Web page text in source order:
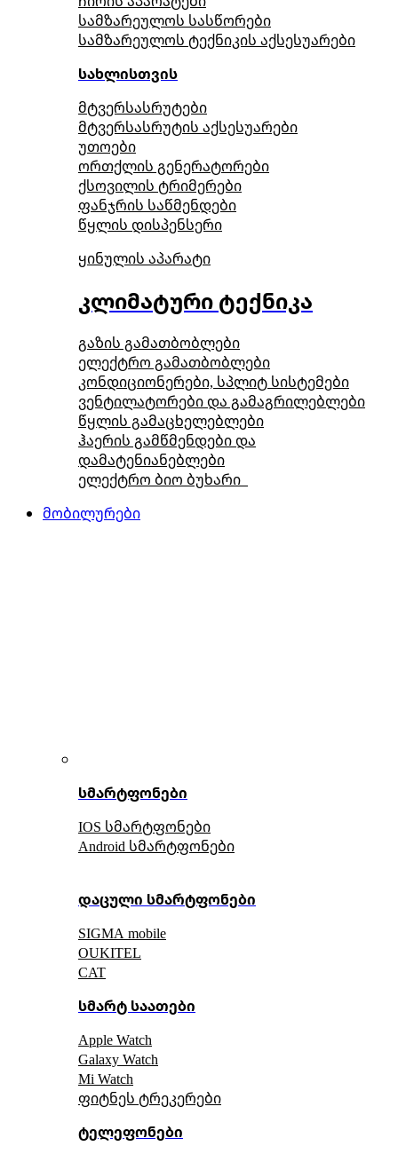
სამზარეულოს სასწორები
სამზარეულოს ტექნიკის აქსესუარები
სახლისთვის
მტვერსასრუტები
მტვერსასრუტის აქსესუარები
უთოები
ორთქლის გენერატორები
ქსოვილის ტრიმერები
ფანჯრის საწმენდები
წყლის დისპენსერი
ყინულის აპარატი
კლიმატური ტექნიკა
გაზის გამათბობლები
ელექტრო გამათბობლები
კონდიციონერები, სპლიტ სისტემები
ვენტილატორები და გამაგრილებლები
წყლის გამაცხელებლები
ჰაერის გამწმენდები და
დამატენიანებლები
ელექტრო ბიო ბუხარი
მობილურები
სმარტფონები
IOS სმარტფონები
Android სმარტფონები
დაცული სმარტფონები
SIGMA mobile
OUKITEL
CAT
სმარტ საათები
Apple Watch
Galaxy Watch
Mi Watch
ფიტნეს ტრეკერები
ტელეფონები